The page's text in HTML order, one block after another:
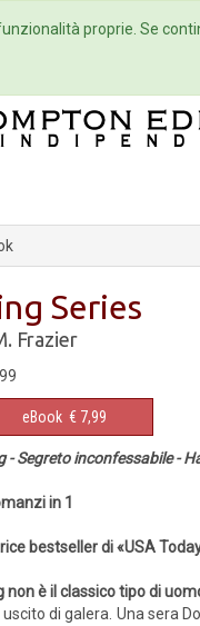
Eventi
Series
Frazier
eBook € 7,99
- Segreto inconfessabile -
in 1
bestseller di «USA
non è il classico tipo di
di galera. Una sera
proprie. Se